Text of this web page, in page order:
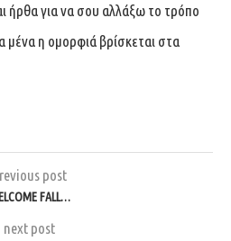
ήρθα για να σου αλλάξω το τρόπο
μένα η ομορφιά βρίσκεται στα
post
FALL…
next post